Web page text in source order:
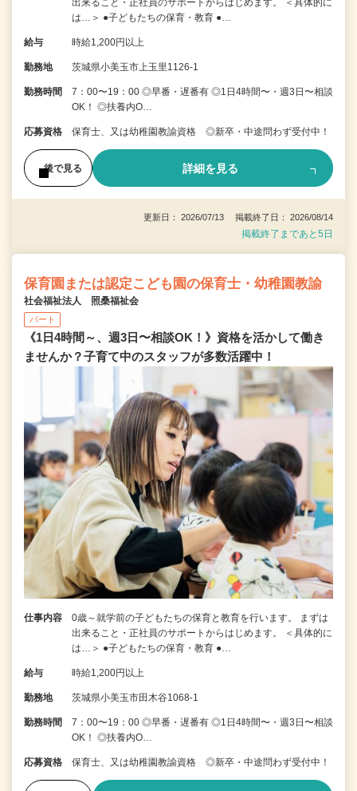
出来ること・正社員のサポートからはじめます。 ＜具体的に
は…＞ ●子どもたちの保育・教育 ●…
給与 時給1,200円以上
勤務地 茨城県小美玉市上玉里1126-1
勤務時間
7：00〜19：00 ◎早番・遅番有 ◎1日4時間〜・週3日〜相談
OK！ ◎扶養内O…
応募資格 保育士、又は幼稚園教諭資格 ◎新卒・中途問わず受付中！
後で見る 詳細を見る
更新日： 2026/07/13 掲載終了日： 2026/08/14
掲載終了まであと5日
保育園または認定こども園の保育士・幼稚園教諭
社会福祉法人 照桑福祉会
パート
《1日4時間～、週3日〜相談OK！》資格を活かして働き
ませんか？子育て中のスタッフが多数活躍中！
仕事内容
0歳～就学前の子どもたちの保育と教育を行います。 まずは
出来ること・正社員のサポートからはじめます。 ＜具体的に
は…＞ ●子どもたちの保育・教育 ●…
給与 時給1,200円以上
勤務地 茨城県小美玉市田木谷1068-1
勤務時間
7：00〜19：00 ◎早番・遅番有 ◎1日4時間〜・週3日〜相談
OK！ ◎扶養内O…
応募資格 保育士、又は幼稚園教諭資格 ◎新卒・中途問わず受付中！